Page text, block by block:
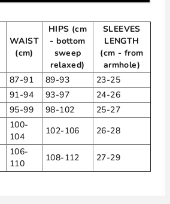
WAIST
(cm)
HIPS (cm
- bottom
sweep
relaxed)
SLEEVES
LENGTH
(cm - from
armhole)
87-91 89-93
23-25
91-94 93-97
24-26
95-99 98-102
25-27
100-
104
102-106 26-28
106-
110
108-112 27-29